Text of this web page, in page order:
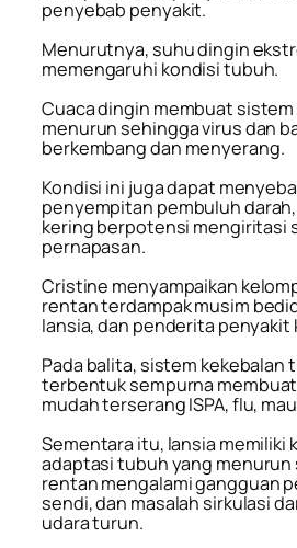
penyebab penyakit.
Menurutnya, suhu dingin
memengaruhi kondisi tubuh.
Cuaca dingin membuat
menurun sehingga virus dan
berkembang dan menyerang.
Kondisi ini juga dapat
penyempitan pembuluh
kering berpotensi mengiritasi
pernapasan.
Cristine menyampaikan
rentan terdampak musim
lansia, dan penderita penyakit
Pada balita, sistem kekebalan
terbentuk sempurna
mudah terserang ISPA, flu,
Sementara itu, lansia memiliki
adaptasi tubuh yang
rentan mengalami gangguan
sendi, dan masalah sirkulasi
udara turun.